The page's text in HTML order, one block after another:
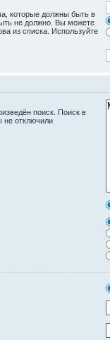
которые должны быть в
не должно. Вы можете
из списка. Используйте
поиск. Поиск в
не отключили